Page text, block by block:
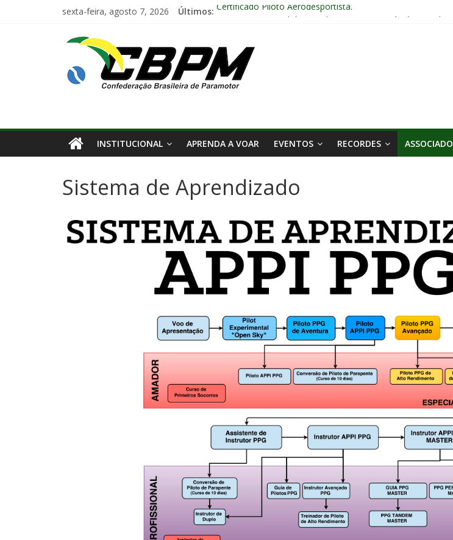
sexta-feira, agosto 7, 2026 Últimos: Certificado Piloto Aerodesportista.
Arraiá Aéreo 2025 em Bauru – SP
Decisão Nº 675, 16 anos.
INSTITUCIONAL APRENDA A VOAR EVENTOS RECORDES ASSOCIADO
Sistema de Aprendizado